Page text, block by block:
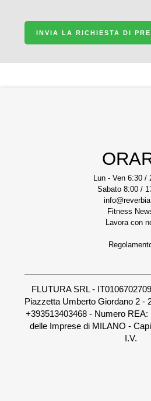
INVIA LA RICHIESTA DI
Lun - Ven 6:30 /
Sabato 8:00 /
Fitness
Lavora con
FLUTURA SRL -
Piazzetta Umberto Giordano 2 -
+393513403468 - Numero
delle Imprese di MILANO -
I.V.